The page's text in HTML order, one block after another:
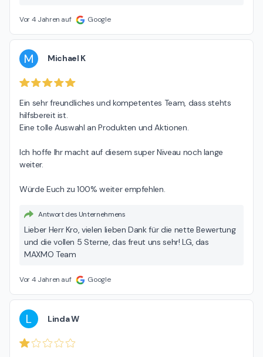
Vor 4 Jahren auf Google
M Michael K
Ein sehr freundliches und kompetentes Team, dass stehts
hilfsbereit ist.
Eine tolle Auswahl an Produkten und Aktionen.
Ich hoffe Ihr macht auf diesem super Niveau noch lange
weiter.
Würde Euch zu 100% weiter empfehlen.
Antwort des Unternehmens
Lieber Herr Kro, vielen lieben Dank für die nette Bewertung
und die vollen 5 Sterne, das freut uns sehr! LG, das
MAXMO Team
Vor 4 Jahren auf Google
L Linda W